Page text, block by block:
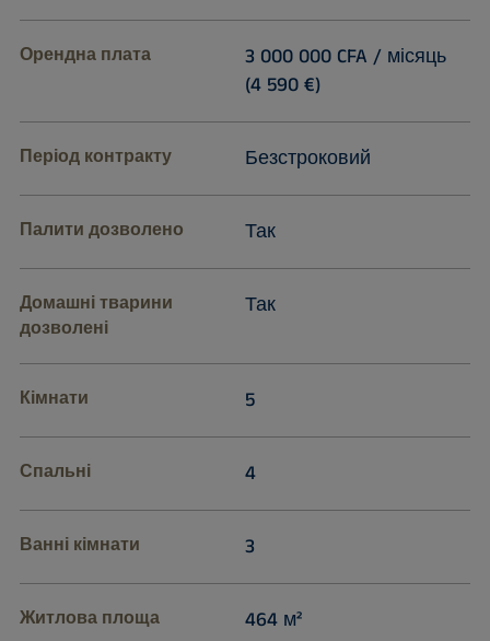
Орендна плата
3 000 000 CFA / місяць
(4 590 €)
Період контракту Безстроковий
Палити дозволено Так
Домашні тварини
дозволені
Так
Кімнати 5
Спальні 4
Ванні кімнати 3
Житлова площа 464 м²